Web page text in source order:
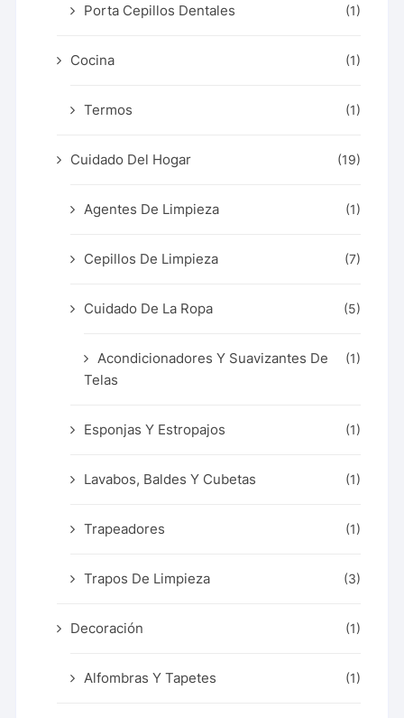
Porta Cepillos Dentales (1)
Cocina (1)
Termos (1)
Cuidado Del Hogar (19)
Agentes De Limpieza (1)
Cepillos De Limpieza (7)
Cuidado De La Ropa (5)
Acondicionadores Y Suavizantes De
Telas
(1)
Esponjas Y Estropajos (1)
Lavabos, Baldes Y Cubetas (1)
Trapeadores (1)
Trapos De Limpieza (3)
Decoración (1)
Alfombras Y Tapetes (1)